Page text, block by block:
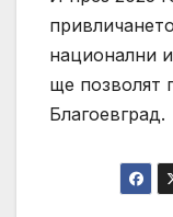
национални
ще позволят
Благоевград.